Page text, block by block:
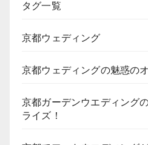
タグ一覧
京都ウェディング
京都ウェディングの魅惑の
京都ガーデンウエディング
ライズ！